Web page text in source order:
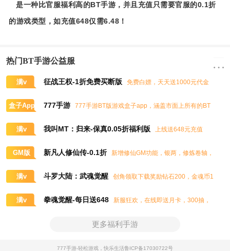
是一种比官服福利高的BT手游，并且充值只需要官服的0.1折
的游戏类型，如充值648仅需6.48！
热门BT手游公益服
满v 征战王权-1折免费买断版
免费白嫖，天天送1000元代金
盒子App 777手游
777手游BT版游戏盒子app，涵盖市面上所有的BT
满v 我叫MT：归来-保真0.05折福利版
上线送648元充值
GM版 新凡人修仙传-0.1折
新增修仙GM功能，银两，修炼卷轴，
满v 斗罗大陆：武魂觉醒
创角领取下载奖励钻石200，金魂币1
满v 拳魂觉醒-每日送648
新服狂欢，在线即送月卡，300抽，
更多福利手游
777手游-轻松游戏，快乐生活鲁ICP备17030722号